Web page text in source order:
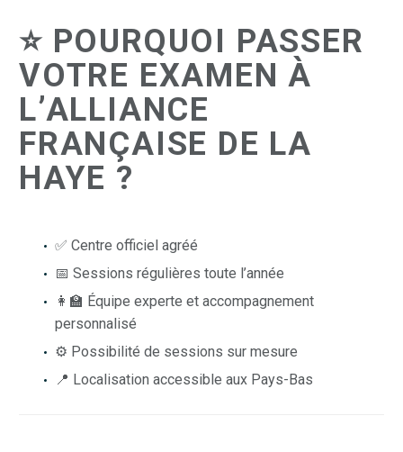
⭐ POURQUOI PASSER
VOTRE EXAMEN À
L’ALLIANCE
FRANÇAISE DE LA
HAYE ?
✅ Centre officiel agréé
📅 Sessions régulières toute l’année
👩‍🏫 Équipe experte et accompagnement
personnalisé
⚙️ Possibilité de sessions sur mesure
📍 Localisation accessible aux Pays-Bas